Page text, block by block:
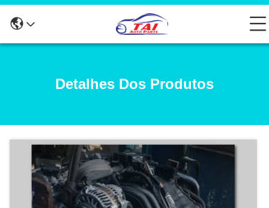
Detalhes Dos Produtos